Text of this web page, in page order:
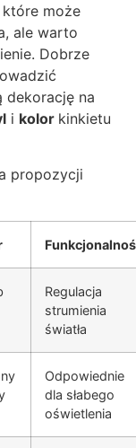
które może
ale warto
Dobrze
na
i kolor kinkietu
propozycji
Regulacja
strumienia
światła
Odpowiednie
dla słabego
oświetlenia